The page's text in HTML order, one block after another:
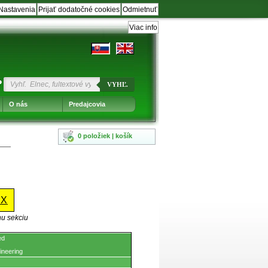
Odmietnuť
Prijať dodatočné cookies
Nastavenia
Viac info
VYHĽ.
O nás Predajcovia
0 položiek | košík
sekciu